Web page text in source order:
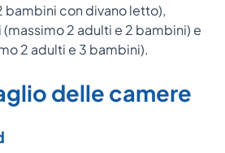
bambini con divano letto),
2 adulti e 2 bambini) e
2 adulti e 3 bambini).
delle camere